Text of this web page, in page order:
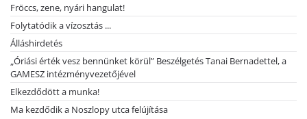
Fröccs, zene, nyári hangulat!
Folytatódik a vízosztás ...
Álláshirdetés
„Óriási érték vesz bennünket körül” Beszélgetés Tanai Bernadettel, a
GAMESZ intézményvezetőjével
Elkezdődött a munka!
Ma kezdődik a Noszlopy utca felújítása